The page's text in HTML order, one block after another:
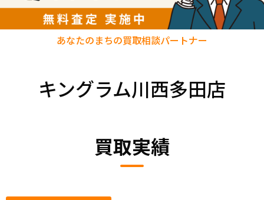
キングラム川西多田店
あなたのまちの買取相談パートナー
買取実績